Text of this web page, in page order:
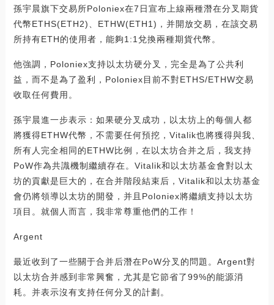
孫宇晨旗下交易所Poloniex在7日宣布上線兩種潛在分叉期貨
代幣ETHS(ETH2)、ETHW(ETH1)，并開放交易，在該交易
所持有ETH的使用者，能夠1:1兌換兩種期貨代幣。
他強調，Poloniex支持以太坊硬分叉，完全是為了公共利
益，而不是為了盈利，Poloniex目前不對ETHS/ETHW交易
收取任何費用。
孫宇晨進一步表示：如果硬分叉成功，以太坊上的每個人都
將獲得ETHW代幣，不需要任何預挖，Vitalik也將獲得與我、
所有人完全相同的ETHW比例，在以太坊合并之后，我支持
PoW作為共識機制繼續存在。Vitalik和以太坊基金會對以太
坊的貢獻是巨大的，在合并階段結束后，Vitalik和以太坊基金
會仍將領導以太坊的開發，并且Poloniex將繼續支持以太坊
項目。就個人而言，我非常尊重他們的工作！
Argent
最近收到了一些關于合并后潛在PoW分叉的問題。Argent對
以太坊合并感到非常興奮，尤其是它節省了99%的能源消
耗。并表示沒有支持任何分叉的計劃。